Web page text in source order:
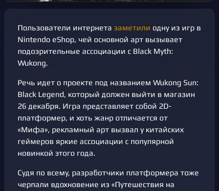
Пользователи интернета заметили одну из игр в
Nintendo eShop, чей основной арт вызывает
подозрительные ассоциации с Black Myth:
Wukong.
Речь идет о проекте под названием Wukong Sun:
Black Legend, который должен выйти в магазин
26 декабря. Игра представляет собой 2D-
платформер, и хоть жанр отличается от
«Мифа», рекламный арт вызвал у китайских
геймеров яркие ассоциации с популярной
новинкой этого года.
Судя по всему, разработчики платформера тоже
черпали вдохновение из «Путешествия на